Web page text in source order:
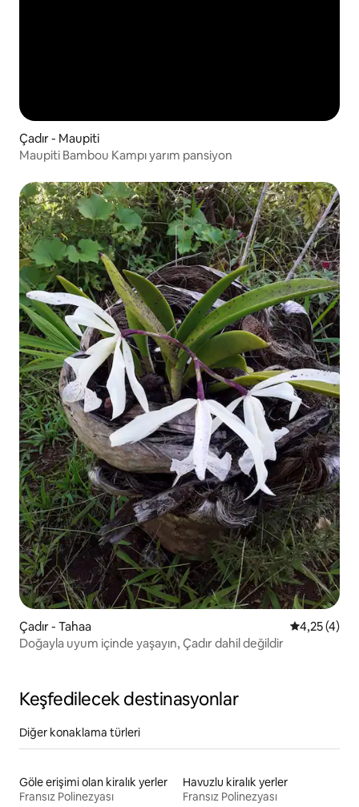
Çadır - Maupiti
Maupiti Bambou Kampı yarım pansiyon
Çadır - Tahaa 5 üzerinden
4,25 (4)
Doğayla uyum içinde yaşayın, Çadır dahil değildir
Keşfedilecek destinasyonlar
Diğer konaklama türleri
Göle erişimi olan kiralık yerler
Fransız Polinezyası
Havuzlu kiralık yerler
Fransız Polinezyası